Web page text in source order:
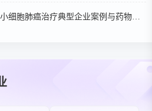
胞肺癌治疗典型企业案例与药物技术迭代分析